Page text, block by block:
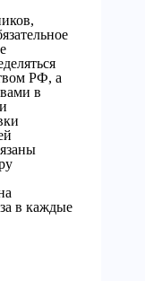
РФ, а
в
в каждые